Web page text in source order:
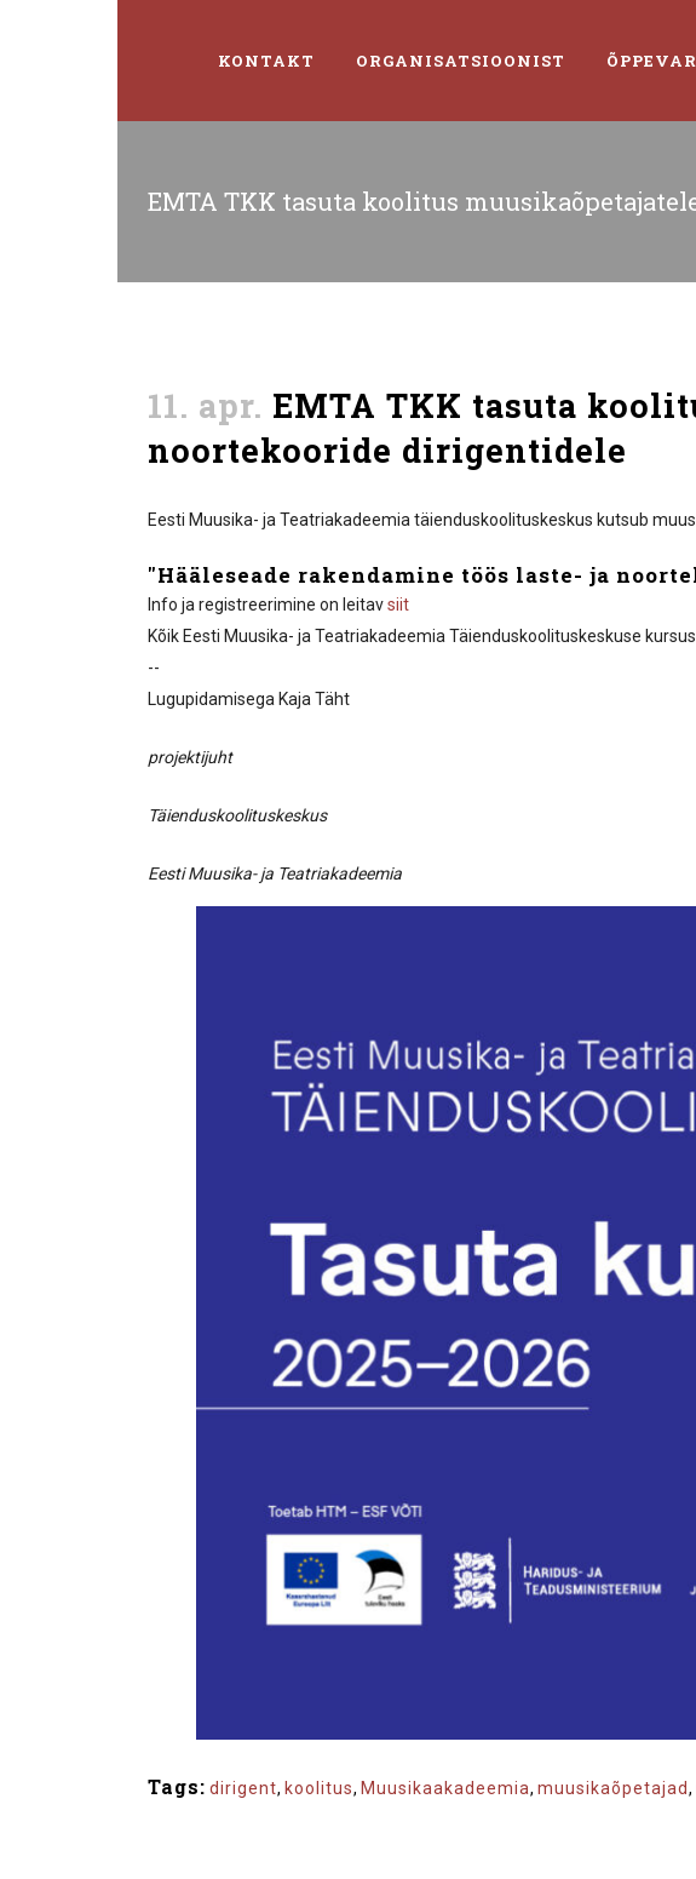
KONTAKT ORGANISATSIOONIST
EMTA TKK tasuta koolitus
11. apr. EMTA TKK tasuta
noortekooride dirigentidele
Eesti Muusika- ja Teatriakadeemia täienduskoolituskeskus kutsub
"Hääleseade rakendamine töös laste- ja
Info ja registreerimine on leitavsiit
Kõik Eesti Muusika- ja Teatriakadeemia Täienduskoolituskeskuse
--
Lugupidamisega Kaja Täht
projektijuht
Täienduskoolituskeskus
Eesti Muusika- ja Teatriakadeemia
Tags: dirigent, koolitus, Muusikaakadeemia, muusikaõpetajad,